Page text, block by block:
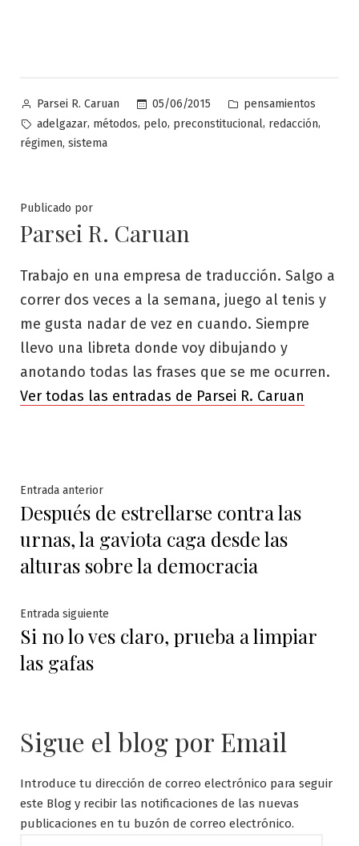
Publicado
por
Parsei R. Caruan 05/06/2015
Publicado
en
pensamientos
Etiquetas:
adelgazar, métodos, pelo, preconstitucional, redacción,
régimen, sistema
Publicado por
Parsei R. Caruan
Trabajo en una empresa de traducción. Salgo a
correr dos veces a la semana, juego al tenis y
me gusta nadar de vez en cuando. Siempre
llevo una libreta donde voy dibujando y
anotando todas las frases que se me ocurren.
Ver todas las entradas de Parsei R. Caruan
Navegación
de
entradas
Entrada anteriorEntrada
anterior:
Después de estrellarse contra las
urnas, la gaviota caga desde las
alturas sobre la democracia
Entrada siguiente
siguiente:
Si no lo ves claro, prueba a limpiar
las gafas
Sigue el blog por Email
Introduce tu dirección de correo electrónico para seguir
este Blog y recibir las notificaciones de las nuevas
publicaciones en tu buzón de correo electrónico.